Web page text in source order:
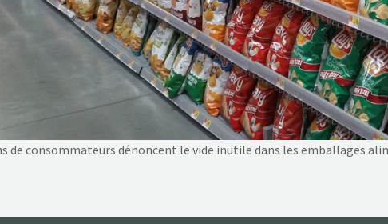
de consommateurs dénoncent le vide inutile dans les emballages